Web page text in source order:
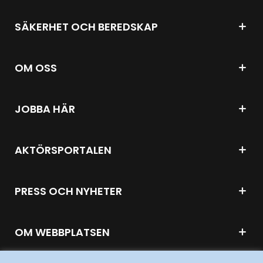
SÄKERHET OCH BEREDSKAP
OM OSS
JOBBA HÄR
AKTÖRSPORTALEN
PRESS OCH NYHETER
OM WEBBPLATSEN